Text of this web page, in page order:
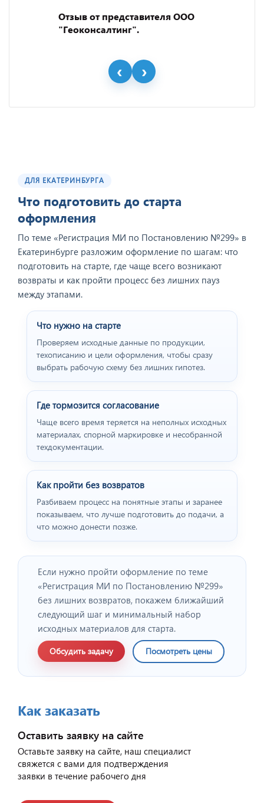
Отзыв от представителя ООО
"Геоконсалтинг".
ДЛЯ ЕКАТЕРИНБУРГА
Что подготовить до старта
оформления
По теме «Регистрация МИ по Постановлению №299» в
Екатеринбурге разложим оформление по шагам: что
подготовить на старте, где чаще всего возникают
возвраты и как пройти процесс без лишних пауз
между этапами.
Что нужно на старте
Проверяем исходные данные по продукции,
техописанию и цели оформления, чтобы сразу
выбрать рабочую схему без лишних гипотез.
Где тормозится согласование
Чаще всего время теряется на неполных исходных
материалах, спорной маркировке и несобранной
техдокументации.
Как пройти без возвратов
Разбиваем процесс на понятные этапы и заранее
показываем, что лучше подготовить до подачи, а
что можно донести позже.
Если нужно пройти оформление по теме
«Регистрация МИ по Постановлению №299»
без лишних возвратов, покажем ближайший
следующий шаг и минимальный набор
исходных материалов для старта.
Обсудить задачу Посмотреть цены
Как заказать
Оставить заявку на сайте
Оставьте заявку на сайте, наш специалист
свяжется с вами для подтверждения
заявки в течение рабочего дня